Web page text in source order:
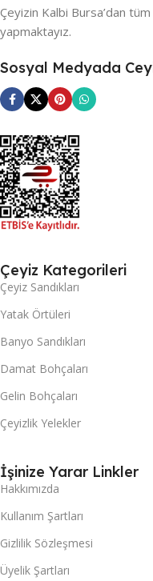
Çeyizin Kalbi Bursa’dan
yapmaktayız.
Sosyal Medyada
Çeyiz Kategorileri
Çeyiz Sandıkları
Yatak Örtüleri
Banyo Sandıkları
Damat Bohçaları
Gelin Bohçaları
Çeyizlik Yelekler
İşinize Yarar Linkler
Hakkımızda
Kullanım Şartları
Gizlilik Sözleşmesi
Üyelik Şartları